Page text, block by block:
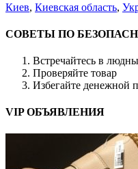
Киев, Киевская область,
СОВЕТЫ ПО
Встречайтесь в
Проверяйте товар
Избегайте денежной
VIP ОБЪЯВЛЕНИЯ